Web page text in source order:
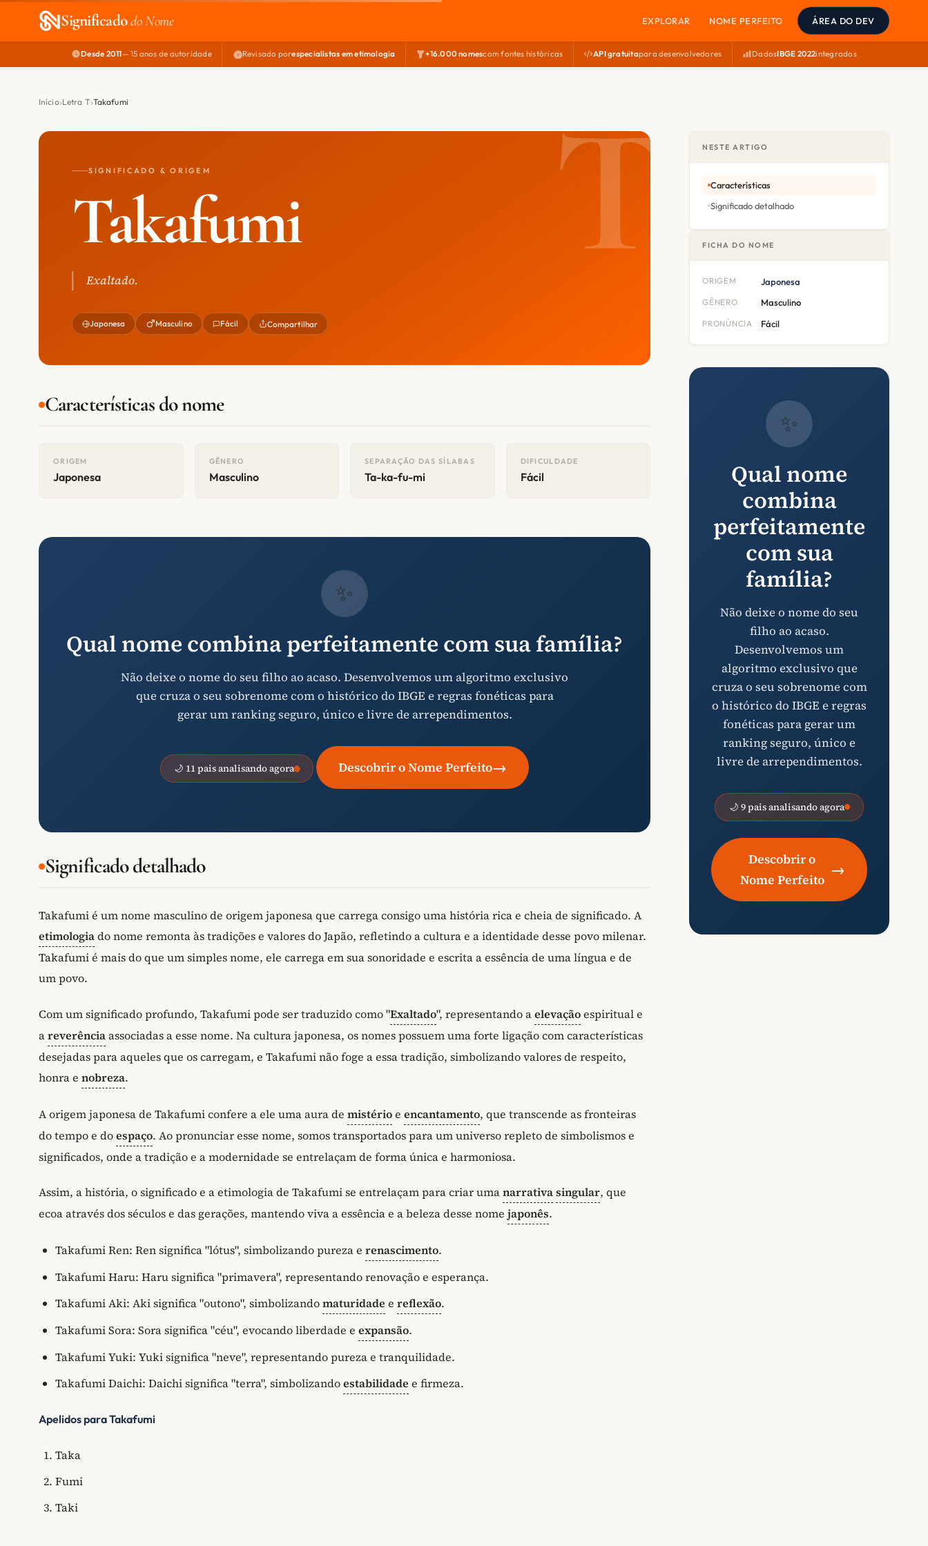
Significadodo Nome EXPLORAR NOME PERFEITO ÁREA DO DEV
Desde 2011— 15 anos de autoridade Revisado porespecialistas em etimologia +16.000 nomescom fontes históricas API gratuitapara desenvolvedores DadosIBGE 2022integrados
Início Letra T Takafumi
SIGNIFICADO & ORIGEM
Takafumi
Exaltado.
Japonesa Masculino Fácil Compartilhar
Características do nome
ORIGEM
Japonesa
GÊNERO
Masculino
SEPARAÇÃO DAS SÍLABAS
Ta-ka-fu-mi
DIFICULDADE
Fácil
✨
Qual nome combina perfeitamente com sua família?
Não deixe o nome do seu filho ao acaso. Desenvolvemos um algoritmo exclusivo
que cruza o seu sobrenome com o histórico do IBGE e regras fonéticas para
gerar um ranking seguro, único e livre de arrependimentos.
🌙 11 pais analisando agora Descobrir o Nome Perfeito→
Significado detalhado
Takafumi é um nome masculino de origem japonesa que carrega consigo uma história rica e cheia de significado. A
etimologiado nome remonta às tradições e valores do Japão, refletindo a cultura e a identidade desse povo milenar.
Takafumi é mais do que um simples nome, ele carrega em sua sonoridade e escrita a essência de uma língua e de
um povo.
Com um significado profundo, Takafumi pode ser traduzido como "Exaltado", representando aelevaçãoespiritual e
areverênciaassociadas a esse nome. Na cultura japonesa, os nomes possuem uma forte ligação com características
desejadas para aqueles que os carregam, e Takafumi não foge a essa tradição, simbolizando valores de respeito,
honra e nobreza.
A origem japonesa de Takafumi confere a ele uma aura de mistérioe encantamento, que transcende as fronteiras
do tempo e doespaço. Ao pronunciar esse nome, somos transportados para um universo repleto de simbolismos e
significados, onde a tradição e a modernidade se entrelaçam de forma única e harmoniosa.
Assim, a história, o significado e a etimologia de Takafumi se entrelaçam para criar umanarrativasingular, que
ecoa através dos séculos e das gerações, mantendo viva a essência e a beleza desse nome japonês.
Takafumi Ren: Ren significa "lótus", simbolizando pureza e renascimento.
Takafumi Haru: Haru significa "primavera", representando renovação e esperança.
Takafumi Aki: Aki significa "outono", simbolizandomaturidade e reflexão.
Takafumi Sora: Sora significa "céu", evocando liberdade e expansão.
Takafumi Yuki: Yuki significa "neve", representando pureza e tranquilidade.
Takafumi Daichi: Daichi significa "terra", simbolizandoestabilidade e firmeza.
Apelidos para Takafumi
Taka
Fumi
Taki
NESTE ARTIGO
Características
Significado detalhado
FICHA DO NOME
ORIGEM Japonesa
GÊNERO Masculino
PRONÚNCIA Fácil
✨
Qual nome
combina
perfeitamente
com sua
família?
Não deixe o nome do seu
filho ao acaso.
Desenvolvemos um
algoritmo exclusivo que
cruza o seu sobrenome com
o histórico do IBGE e regras
fonéticas para gerar um
ranking seguro, único e
livre de arrependimentos.
🌙 9 pais analisando agora
Descobrir o
Nome Perfeito
→